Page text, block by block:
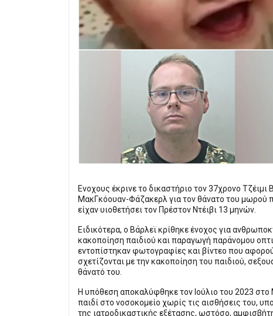
Eνοχους έκρινε το δικαστήριο τον 37χρονο
ΜακΓκόουαν-Φάζακερλ για τον θάνατο του μωρού
είχαν υιοθετήσει τον Πρέστον Ντέιβι 13 μηνών.
Ειδικότερα, ο Βάρλεϊ κρίθηκε ένοχος για
κακοποίηση παιδιού και παραγωγή παράνομου
εντοπίστηκαν φωτογραφίες και βίντεο που
σχετίζονται με την κακοποίηση του παιδιού,
θάνατό του.
Η υπόθεση αποκαλύφθηκε τον Ιούλιο του 2023
παιδί στο νοσοκομείο χωρίς τις αισθήσεις του,
της ιατροδικαστικής εξέτασης, ωστόσο,